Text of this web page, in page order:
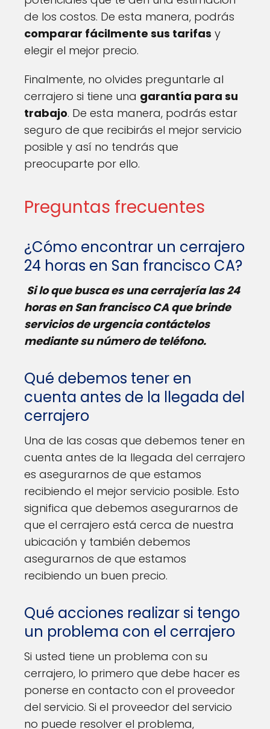
de los costos. De esta manera, podrás
comparar fácilmente sus tarifas y
elegir el mejor precio.
Finalmente, no olvides preguntarle al
cerrajero si tiene una garantía para su
trabajo. De esta manera, podrás estar
seguro de que recibirás el mejor servicio
posible y así no tendrás que
preocuparte por ello.
Preguntas frecuentes
¿Cómo encontrar un cerrajero
24 horas en San francisco CA?
Si lo que busca es una cerrajería las 24
horas en San francisco CA que brinde
servicios de urgencia contáctelos
mediante su número de teléfono.
Qué debemos tener en
cuenta antes de la llegada del
cerrajero
Una de las cosas que debemos tener en
cuenta antes de la llegada del cerrajero
es asegurarnos de que estamos
recibiendo el mejor servicio posible. Esto
significa que debemos asegurarnos de
que el cerrajero está cerca de nuestra
ubicación y también debemos
asegurarnos de que estamos
recibiendo un buen precio.
Qué acciones realizar si tengo
un problema con el cerrajero
Si usted tiene un problema con su
cerrajero, lo primero que debe hacer es
ponerse en contacto con el proveedor
del servicio. Si el proveedor del servicio
no puede resolver el problema,